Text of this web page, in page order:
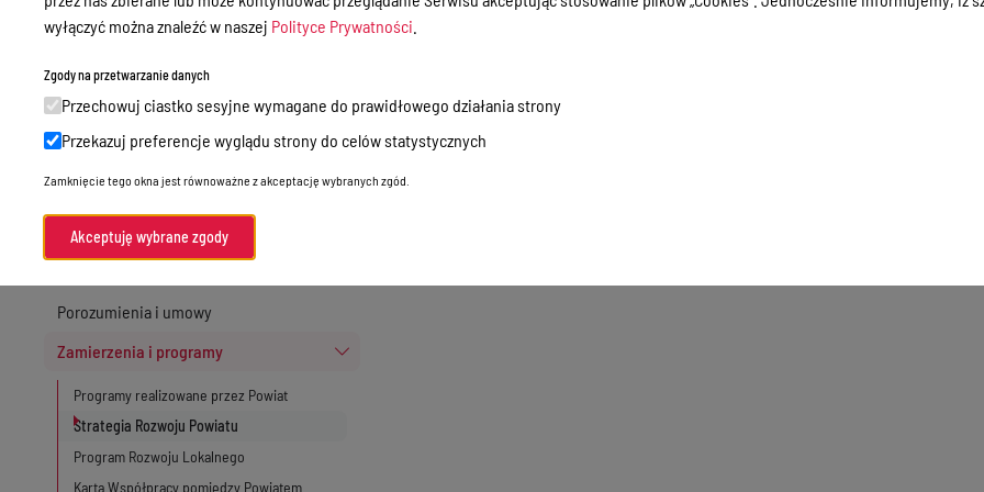
Nieodpłatna Pomoc Prawna
Rejestry, ewidencje i archiwa
Budżet
powiatowego
Organy Powiatu
Porozumienia i umowy
Zamierzenia i programy
Programy realizowane przez Powiat
Strategia Rozwoju Powiatu
Program Rozwoju Lokalnego
Karta Współpracy pomiędzy Powiatem
wyłączyć można znaleźć w naszej Polityce Prywatności
Zgody na przetwarzanie danych
Przechowuj ciastko sesyjne wymagane do prawidłowego działania strony
Przekazuj preferencje wyglądu strony do celów statystycznych
Zamknięcie tego okna jest równoważne z akceptację wybranych zgód.
Akceptuję wybrane zgody